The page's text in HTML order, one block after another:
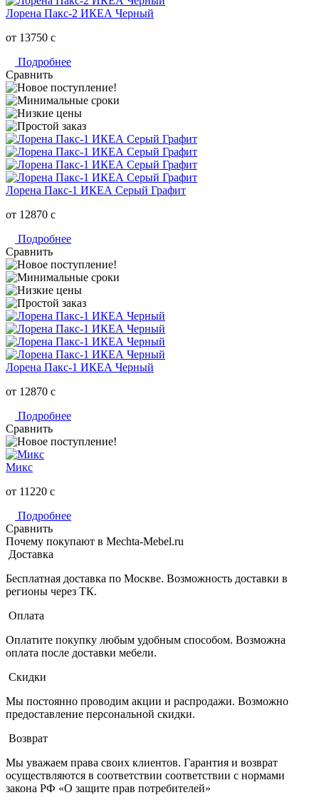
Лорена Пакс-2 ИКЕА Черный
от 13750 c
Подробнее
Сравнить
Лорена Пакс-1 ИКЕА Серый Графит
от 12870 c
Подробнее
Сравнить
Лорена Пакс-1 ИКЕА Черный
от 12870 c
Подробнее
Сравнить
Микс
от 11220 c
Подробнее
Сравнить
Почему покупают в Mechta-Mebel.ru
Доставка
Бесплатная доставка по Москве. Возможность доставки в
регионы через ТК.
Оплата
Оплатите покупку любым удобным способом. Возможна
оплата после доставки мебели.
Скидки
Мы постоянно проводим акции и распродажи. Возможно
предоставление персональной скидки.
Возврат
Мы уважаем права своих клиентов. Гарантия и возврат
осуществляются в соответствии соответствии с нормами
закона РФ «О защите прав потребителей»